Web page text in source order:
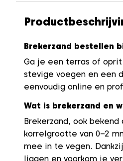
Brekerzand bestellen
Ga je een terras of
stevige voegen en een
eenvoudig online en
Wat is brekerzand en
Brekerzand, ook
korrelgrootte van 0–2
mee in te vegen.
liggen en voorkom je